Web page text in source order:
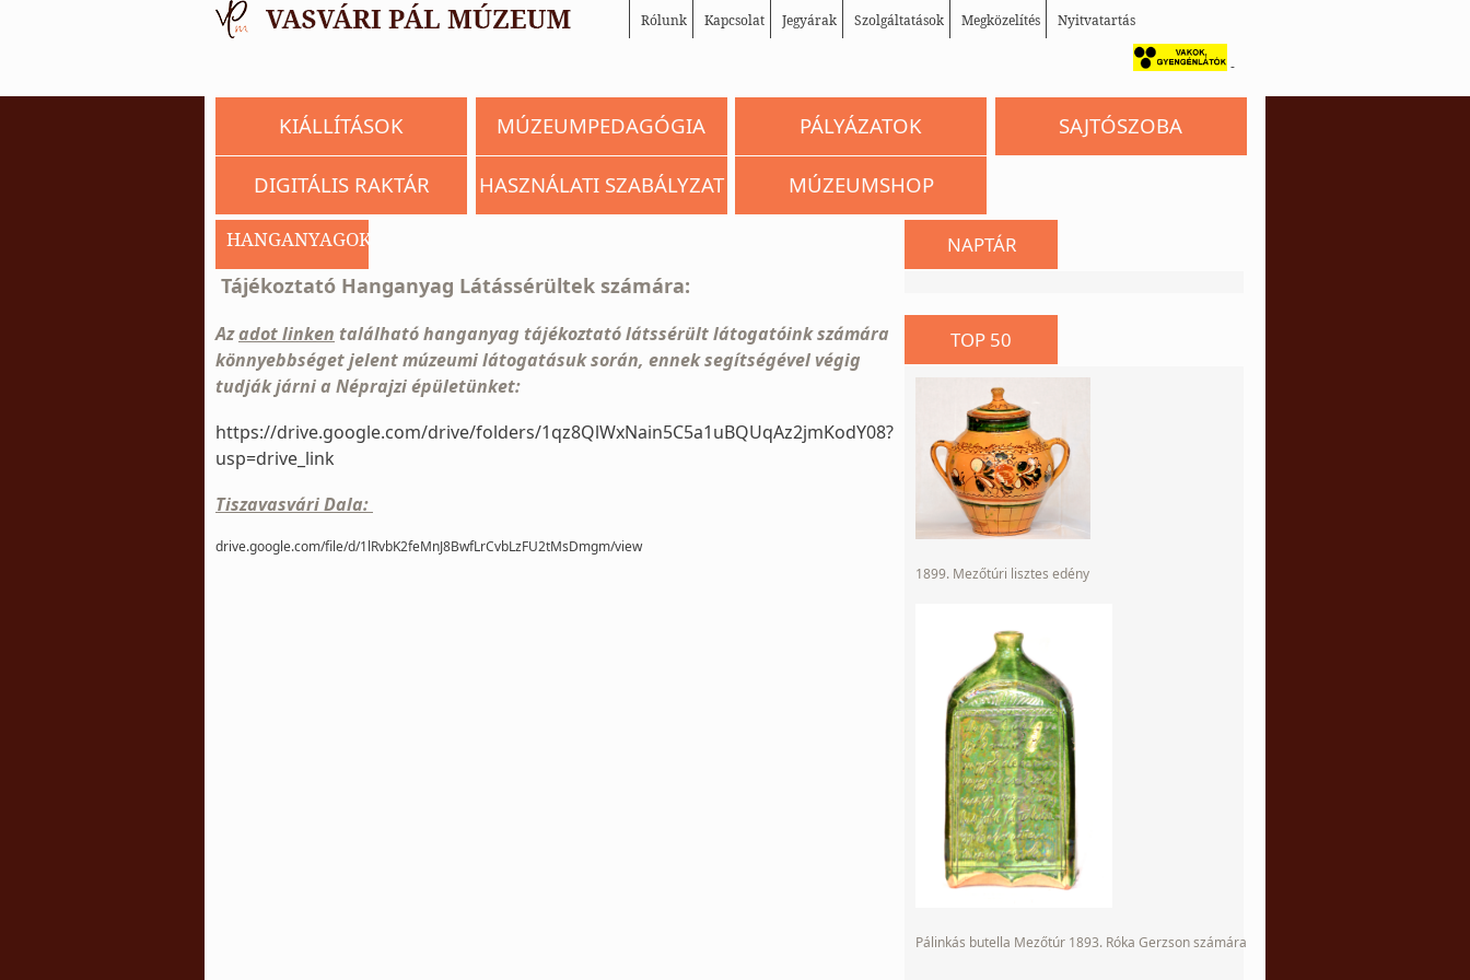
Rólunk Kapcsolat Jegyárak Szolgáltatások Megközelítés Nyitvatartás
-
KIÁLLÍTÁSOK MÚZEUMPEDAGÓGIA PÁLYÁZATOK SAJTÓSZOBA
DIGITÁLIS RAKTÁR HASZNÁLATI SZABÁLYZAT MÚZEUMSHOP
HANGANYAGOK
Tájékoztató Hanganyag Látássérültek számára:
Azadot linken található hanganyag tájékoztató látssérült látogatóink számára
könnyebbséget jelent múzeumi látogatásuk során, ennek segítségével végig
tudják járni a Néprajzi épületünket:
https://drive.google.com/drive/folders/1qz8QlWxNain5C5a1uBQUqAz2jmKodY08?
usp=drive_link
Tiszavasvári Dala:
drive.google.com/file/d/1lRvbK2feMnJ8BwfLrCvbLzFU2tMsDmgm/view
NAPTÁR
TOP 50
1899. Mezőtúri lisztes edény
Pálinkás butella Mezőtúr 1893. Róka Gerzson számára